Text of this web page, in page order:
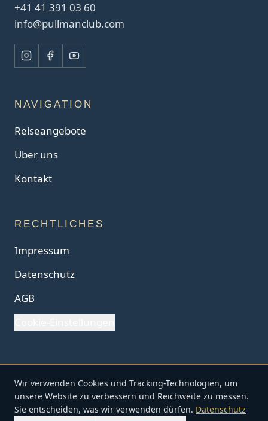
+41 41 391 03 60
info@pullmanclub.com
NAVIGATION
Reiseangebote
Über uns
Kontakt
RECHTLICHES
Impressum
Datenschutz
AGB
© Pullman Tours GmbH. Alle Rechte vorbehalten.
TRAVELLING IN STYLE
Wir verwenden Cookies und Tracking-Technologien, um
unsere Website zu verbessern und Reichweite zu messen.
Sie entscheiden, was wir verwenden dürfen. Datenschutz